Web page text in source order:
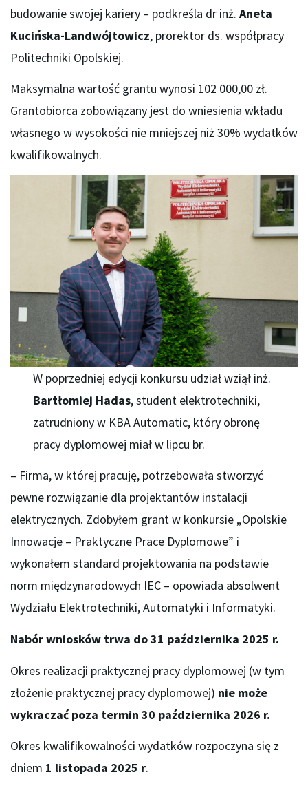
budowanie swojej kariery – podkreśla dr inż. Aneta
Kucińska-Landwójtowicz, prorektor ds. współpracy
Politechniki Opolskiej.
Maksymalna wartość grantu wynosi 102 000,00 zł.
Grantobiorca zobowiązany jest do wniesienia wkładu
własnego w wysokości nie mniejszej niż 30% wydatków
kwalifikowalnych.
W poprzedniej edycji konkursu udział wziął inż.
Bartłomiej Hadas, student elektrotechniki,
zatrudniony w KBA Automatic, który obronę
pracy dyplomowej miał w lipcu br.
– Firma, w której pracuję, potrzebowała stworzyć
pewne rozwiązanie dla projektantów instalacji
elektrycznych. Zdobyłem grant w konkursie „Opolskie
Innowacje – Praktyczne Prace Dyplomowe” i
wykonałem standard projektowania na podstawie
norm międzynarodowych IEC – opowiada absolwent
Wydziału Elektrotechniki, Automatyki i Informatyki.
Nabór wniosków trwa do 31 października 2025 r.
Okres realizacji praktycznej pracy dyplomowej (w tym
złożenie praktycznej pracy dyplomowej) nie może
wykraczać poza termin 30 października 2026 r.
Okres kwalifikowalności wydatków rozpoczyna się z
dniem 1 listopada 2025 r.